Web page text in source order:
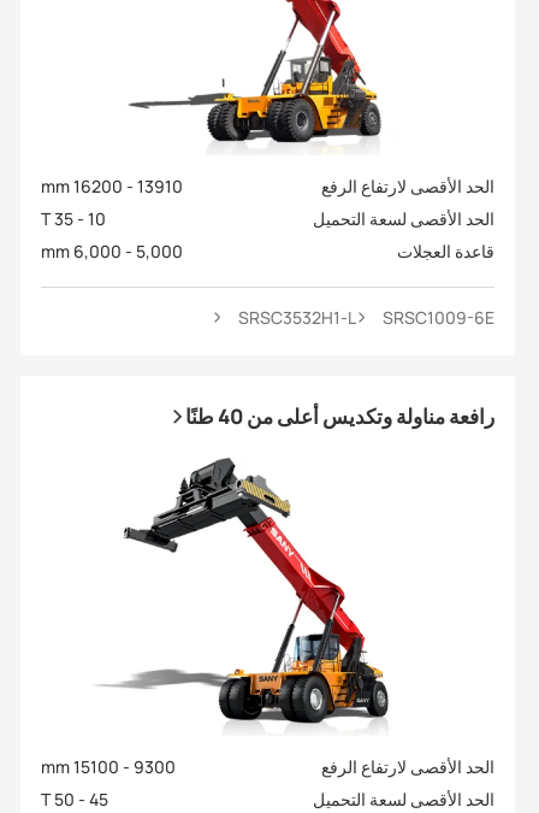
الحد الأقصى لارتفاع الرفع
13910 - 16200 mm
الحد الأقصى لسعة التحميل
10 - 35 T
قاعدة العجلات
5,000 - 6,000 mm
SRSC1009-6E
SRSC3532H1-L
رافعة مناولة وتكديس أعلى من 40 طنًا
الحد الأقصى لارتفاع الرفع
9300 - 15100 mm
الحد الأقصى لسعة التحميل
45 - 50 T